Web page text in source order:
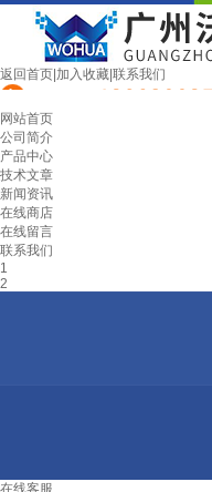
返回首页 加入收藏 联系我们
网站首页
公司简介
产品中心
技术文章
新闻资讯
在线商店
在线留言
联系我们
1
2
在线客服